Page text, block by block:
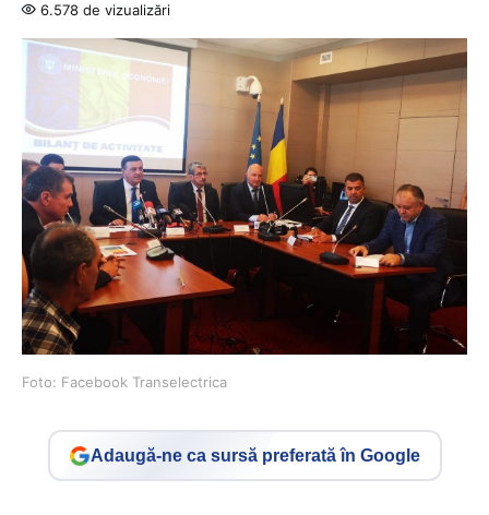
6.578 de vizualizări
Foto: Facebook Transelectrica
Adaugă-ne ca sursă preferată în Google